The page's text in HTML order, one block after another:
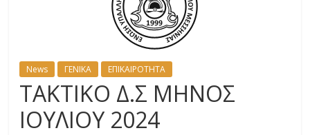
News ΓΕΝΙΚΑ ΕΠΙΚΑΙΡΟΤΗΤΑ
ΤΑΚΤΙΚΟ Δ.Σ ΜΗΝΟΣ
ΙΟΥΛΙΟΥ 2024